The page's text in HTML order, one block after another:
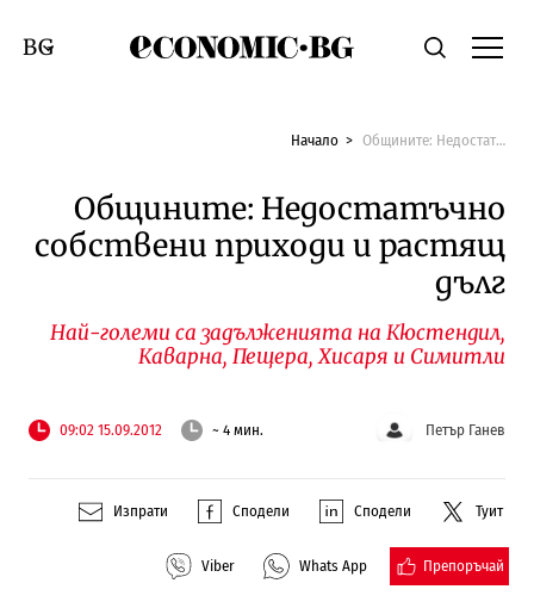
Economic.bgТърсене
Смяна на език
Начало Общините: Недостатъчно собствени приходи и растящ дълг
Общините: Недостатъчно
собствени приходи и растящ
дълг
Най-големи са задълженията на Кюстендил,
Каварна, Пещера, Хисаря и Симитли
09:02 15.09.2012 ~ 4 мин. Петър Ганев
Изпрати Сподели Сподели Туит
Viber Whats App Препоръчай